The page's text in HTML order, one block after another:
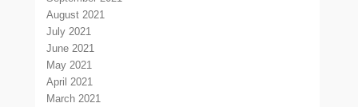
August 2021
July 2021
June 2021
May 2021
April 2021
March 2021